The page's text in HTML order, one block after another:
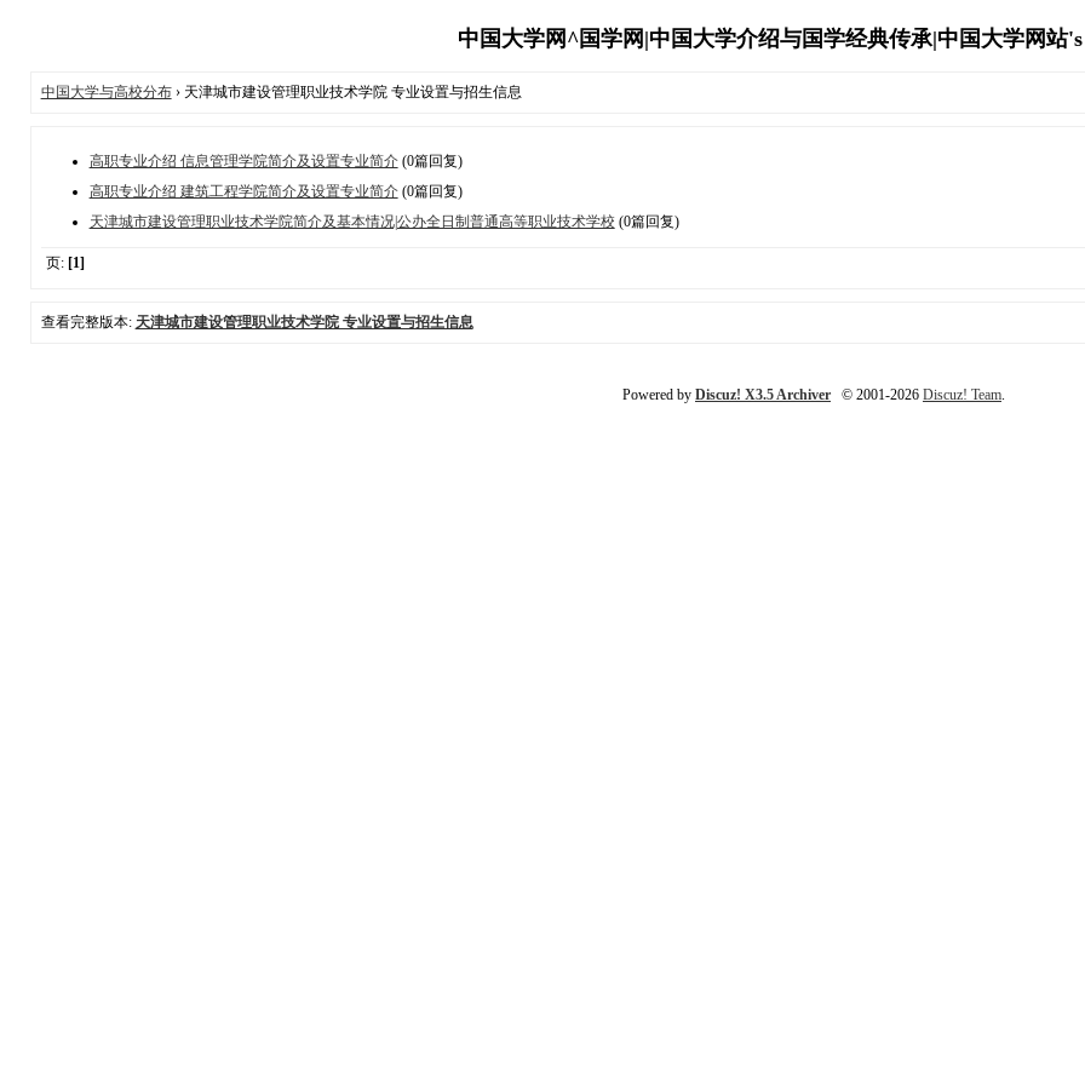
中国大学网^国学网|中国大学介绍与国学经典传承|中国大学网站
中国大学与高校分布› 天津城市建设管理职业技术学院 专业设置与招生信息
高职专业介绍 信息管理学院简介及设置专业简介(0篇回复)
高职专业介绍 建筑工程学院简介及设置专业简介(0篇回复)
天津城市建设管理职业技术学院简介及基本情况|公办全日制普通高等职业技术学校(0篇回复)
页: [1]
查看完整版本: 天津城市建设管理职业技术学院 专业设置与招生信息
Powered by Discuz! X3.5 Archiver © 2001-2026 Discuz! Team.